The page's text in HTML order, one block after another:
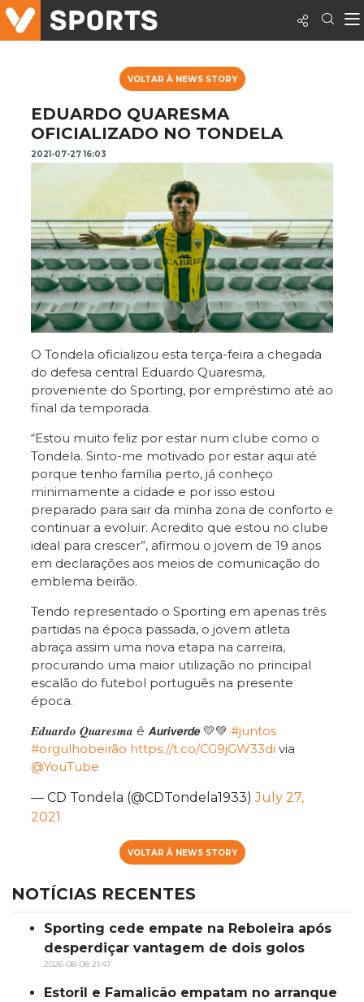
VOLTAR À NEWS STORY
EDUARDO QUARESMA
OFICIALIZADO NO TONDELA
2021-07-27 16:03
O Tondela oficializou esta terça-feira a chegada
do defesa central Eduardo Quaresma,
proveniente do Sporting, por empréstimo até ao
final da temporada.
“Estou muito feliz por estar num clube como o
Tondela. Sinto-me motivado por estar aqui até
porque tenho família perto, já conheço
minimamente a cidade e por isso estou
preparado para sair da minha zona de conforto e
continuar a evoluir. Acredito que estou no clube
ideal para crescer”, afirmou o jovem de 19 anos
em declarações aos meios de comunicação do
emblema beirão.
Tendo representado o Sporting em apenas três
partidas na época passada, o jovem atleta
abraça assim uma nova etapa na carreira,
procurando uma maior utilização no principal
escalão do futebol português na presente
época.
𝑬𝒅𝒖𝒂𝒓𝒅𝒐 𝑸𝒖𝒂𝒓𝒆𝒔𝒎𝒂 é 𝘼𝙪𝙧𝙞𝙫𝙚𝙧𝙙𝙚 💛💚 #juntos
#orgulhobeirão https://t.co/CG9jGW33di via
@YouTube
— CD Tondela (@CDTondela1933)July 27,
2021
VOLTAR À NEWS STORY
NOTÍCIAS RECENTES
Sporting cede empate na Reboleira após
desperdiçar vantagem de dois golos
2026-08-08 21:47
Estoril e Famalicão empatam no arranque